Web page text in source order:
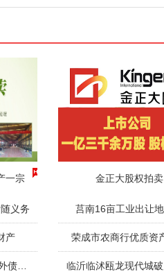
一宗
义务
产
金正大股权拍卖
莒南16亩工业出让
荣成市农商行优质资
临沂临沭瓯龙现代城